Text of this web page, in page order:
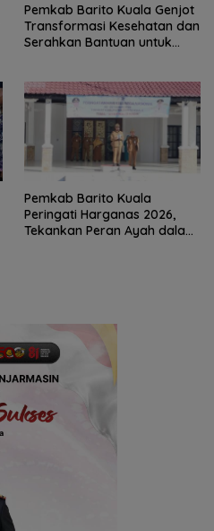
Pemkab Barito Kuala Genjot
Transformasi Kesehatan dan
Serahkan Bantuan untuk
Pemkab Barito Kuala
Peringati Harganas 2026,
Tekankan Peran Ayah dalam